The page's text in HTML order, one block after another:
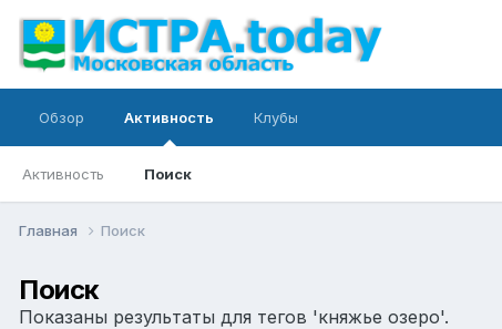
Обзор Активность
Активность Поиск
Клубы
Главная Поиск
Поиск
Показаны результаты для тегов 'княжье озеро'.